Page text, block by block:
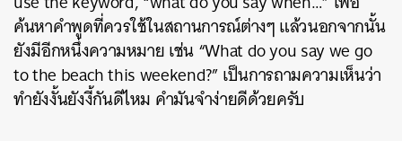
ค้นหาคำพูดที่ควรใช้ในสถานการณ์ต่างๆ แล้วนอกจากนั้น
ยังมีอีกหนึ่งความหมาย เช่น “What do you say we go
to the beach this weekend?” เป็นการถามความเห็นว่า
ทำยังงั้นยังงี้กันดีไหม คำมันจำง่ายดีด้วยครับ